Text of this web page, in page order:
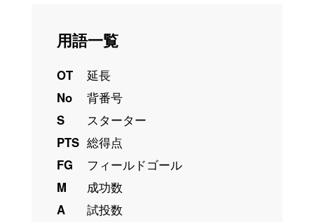
用語一覧
OT
延長
No
背番号
S
スターター
PTS 総得点
FG
フィールドゴール
M
成功数
A
試投数